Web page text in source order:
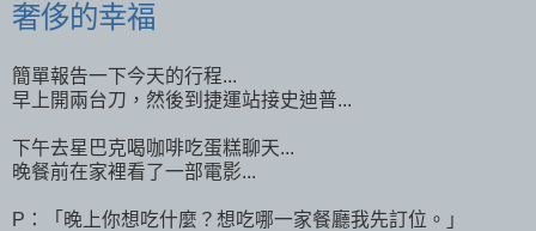
奢侈的幸福
簡單報告一下今天的行程...
早上開兩台刀，然後到捷運站接史迪普...
下午去星巴克喝咖啡吃蛋糕聊天...
晚餐前在家裡看了一部電影...
P：「晚上你想吃什麼？想吃哪一家餐廳我先訂位。」